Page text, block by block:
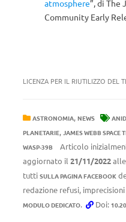
atmosphere”, di The
Community Early
LICENZA PER IL RIUTILIZZO DEL
ASTRONOMIA, NEWS
PLANETARIE, JAMES WEBB SPACE
WASP-39B Articolo
aggiornato il 21/11/2022alle
tutti SULLA PAGINA FACEBOOK
redazione refusi,
MODULO DEDICATO. Doi: